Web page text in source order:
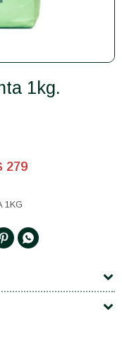
1kg.
279
1KG
 